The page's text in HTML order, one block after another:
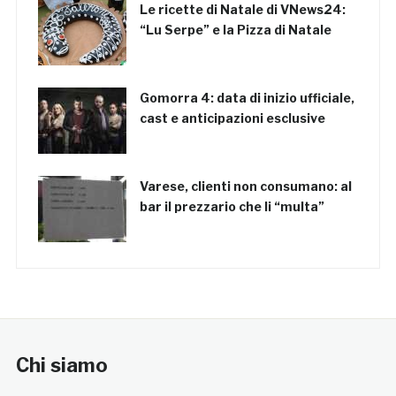
Le ricette di Natale di VNews24:
“Lu Serpe” e la Pizza di Natale
Gomorra 4: data di inizio ufficiale,
cast e anticipazioni esclusive
Varese, clienti non consumano: al
bar il prezzario che li “multa”
Chi siamo